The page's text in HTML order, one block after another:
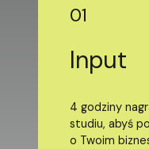
01
Input
4 godziny
studiu, abyś
o Twoim